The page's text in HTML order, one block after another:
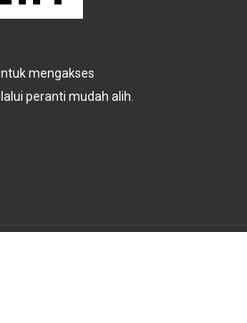
mengakses
peranti mudah alih.